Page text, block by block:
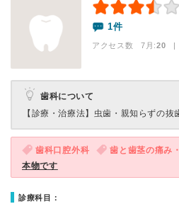
1件
アクセス数 7月:20 |
歯科について
【診療・治療法】 虫歯・親知らずの抜
歯科口腔外科 歯と歯茎の痛み
本物です
診療科目：